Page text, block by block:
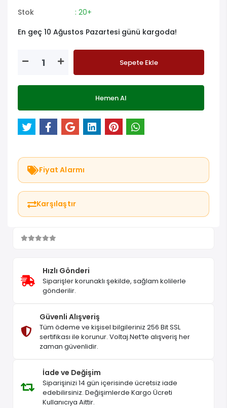
Stok
: 20+
En geç 10 Ağustos Pazartesi günü kargoda!
Sepete Ekle
Hemen Al
Fiyat Alarmı
Karşılaştır
Hızlı Gönderi
Siparişler korunaklı şekilde, sağlam kolilerle
gönderilir.
Güvenli Alışveriş
Tüm ödeme ve kişisel bilgileriniz 256 Bit SSL
sertifikası ile korunur. Voltaj.Net’te alışveriş her
zaman güvenlidir.
İade ve Değişim
Siparişinizi 14 gün içerisinde ücretsiz iade
edebilirsiniz. Değişimlerde Kargo Ücreti
Kullanıcıya Aittir.